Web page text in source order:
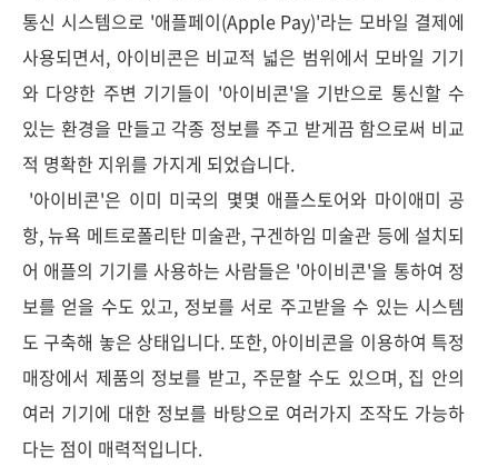
통신 시스템으로 '애플페이(Apple Pay)'라는 모바일 결제에
사용되면서, 아이비콘은 비교적 넓은 범위에서 모바일 기기
와 다양한 주변 기기들이 '아이비콘'을 기반으로 통신할 수
있는 환경을 만들고 각종 정보를 주고 받게끔 함으로써 비교
적 명확한 지위를 가지게 되었습니다.
'아이비콘'은 이미 미국의 몇몇 애플스토어와 마이애미 공
항, 뉴욕 메트로폴리탄 미술관, 구겐하임 미술관 등에 설치되
어 애플의 기기를 사용하는 사람들은 '아이비콘'을 통하여 정
보를 얻을 수도 있고, 정보를 서로 주고받을 수 있는 시스템
도 구축해 놓은 상태입니다. 또한, 아이비콘을 이용하여 특정
매장에서 제품의 정보를 받고, 주문할 수도 있으며, 집 안의
여러 기기에 대한 정보를 바탕으로 여러가지 조작도 가능하
다는 점이 매력적입니다.